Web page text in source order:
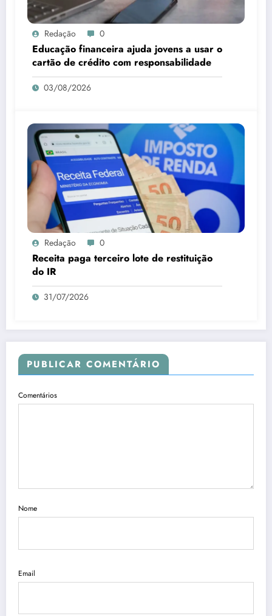
Redação 0
Educação financeira ajuda jovens a usar o
cartão de crédito com responsabilidade
03/08/2026
Redação 0
Receita paga terceiro lote de restituição
do IR
31/07/2026
PUBLICAR COMENTÁRIO
Comentários
Nome
Email